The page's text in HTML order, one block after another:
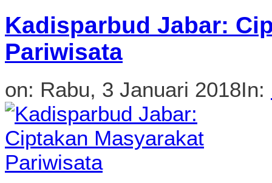
Kadisparbud Jabar:
Pariwisata
on: Rabu, 3 Januari 2018In: